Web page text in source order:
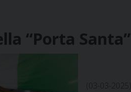
“Porta
(03-03-